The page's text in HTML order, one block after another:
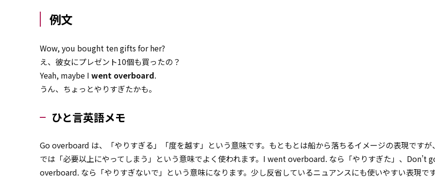
例文
Wow, you bought ten gifts for her?
え、彼女にプレゼント10個も買ったの？
Yeah, maybe I went overboard.
うん、ちょっとやりすぎたかも。
ひと言英語メモ
Go overboard は、「やりすぎる」「度を越す」という意味です。もともとは船から落ちるイメージの表現です
では「必要以上にやってしまう」という意味でよく使われます。I went overboard. なら「やりすぎた」、Don’t
overboard. なら「やりすぎないで」という意味になります。少し反省しているニュアンスにも使いやすい表現です